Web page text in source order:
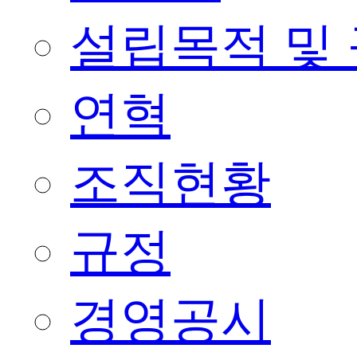
설립목적 및
연혁
조직현황
규정
경영공시